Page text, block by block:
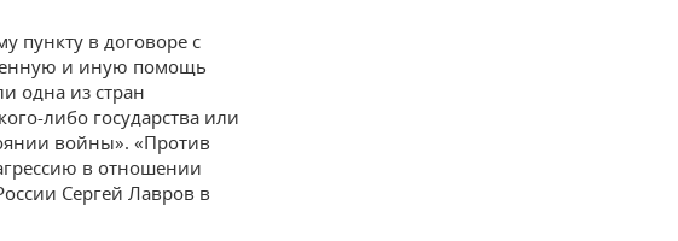
пункту в договоре с
и иную помощь
одна из стран
либо государства или
войны». «Против
в отношении
Сергей Лавров в